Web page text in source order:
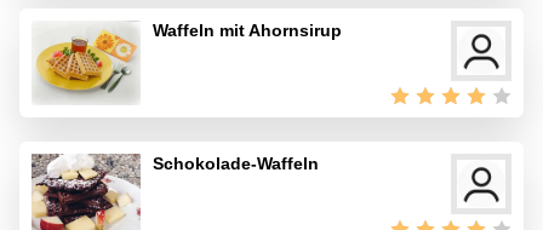
Waffeln mit Ahornsirup
Schokolade-Waffeln